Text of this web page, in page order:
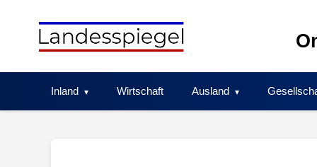
Inland Wirtschaft Ausland